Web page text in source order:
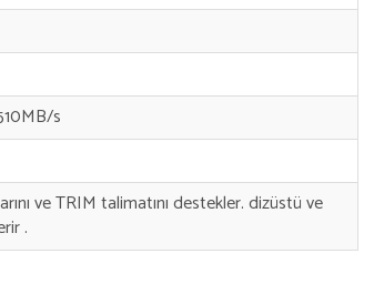
s
ve TRIM talimatını destekler. dizüstü ve
.